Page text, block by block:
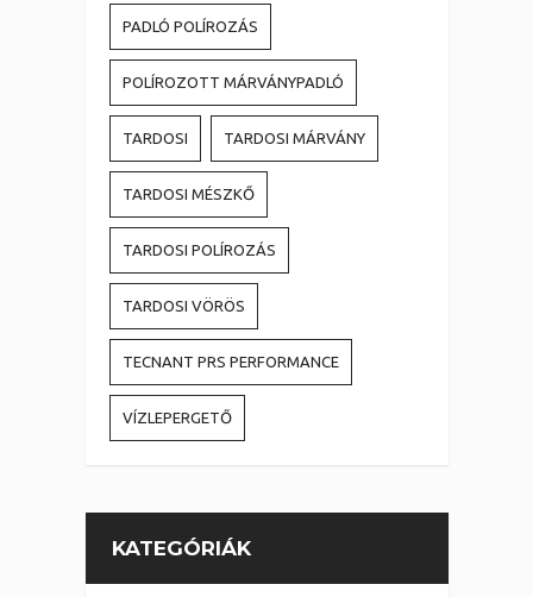
PADLÓ POLÍROZÁS
POLÍROZOTT MÁRVÁNYPADLÓ
TARDOSI TARDOSI MÁRVÁNY
TARDOSI MÉSZKŐ
TARDOSI POLÍROZÁS
TARDOSI VÖRÖS
TECNANT PRS PERFORMANCE
VÍZLEPERGETŐ
KATEGÓRIÁK